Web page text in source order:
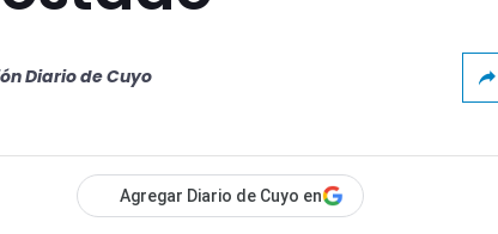
Diario de Cuyo
Agregar Diario de Cuyo en